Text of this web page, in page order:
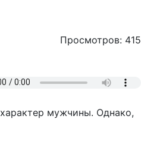
Просмотров: 415
мужчины. Однако,